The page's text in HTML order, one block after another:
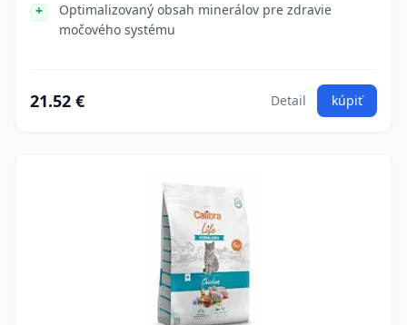
Optimalizovaný obsah minerálov pre zdravie
močového systému
21.52 € Detail kúpiť